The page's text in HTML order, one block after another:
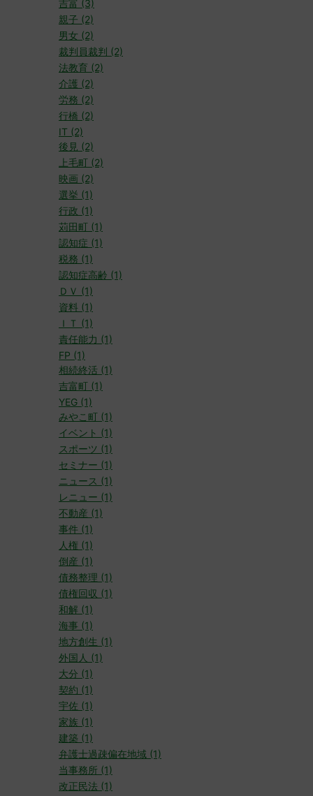
吉富 (3)
親子 (2)
男女 (2)
裁判員裁判 (2)
法教育 (2)
介護 (2)
労務 (2)
行橋 (2)
IT (2)
後見 (2)
上毛町 (2)
映画 (2)
選挙 (1)
行政 (1)
苅田町 (1)
認知症 (1)
税務 (1)
認知症高齢 (1)
ＤＶ (1)
資料 (1)
ＩＴ (1)
責任能力 (1)
FP (1)
相続終活 (1)
吉富町 (1)
YEG (1)
みやこ町 (1)
イベント (1)
スポーツ (1)
セミナー (1)
ニュース (1)
レニュー (1)
不動産 (1)
事件 (1)
人権 (1)
倒産 (1)
債務整理 (1)
債権回収 (1)
和解 (1)
海事 (1)
地方創生 (1)
外国人 (1)
大分 (1)
契約 (1)
宇佐 (1)
家族 (1)
建築 (1)
弁護士過疎偏在地域 (1)
当事務所 (1)
改正民法 (1)